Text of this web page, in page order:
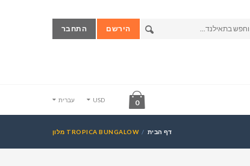
הירשם התחבר
0
USD עברית
דף הבית TROPICA BUNGALOW מלון